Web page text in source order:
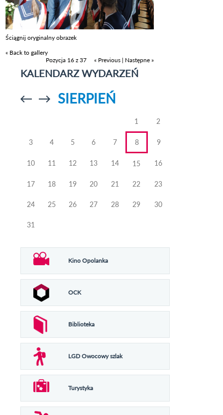
Ściągnij oryginalny obrazek
« Back to gallery
Pozycja 16 z 37
« Previous | Następne »
KALENDARZ WYDARZEŃ
Przejdź doPrzejdź do
SIERPIEŃ
1 2
3 4 5 6 7 8 9
10 11 12 13 14 15 16
17 18 19 20 21 22 23
24 25 26 27 28 29 30
31
Kino Opolanka
OCK
Biblioteka
LGD Owocowy szlak
Turystyka